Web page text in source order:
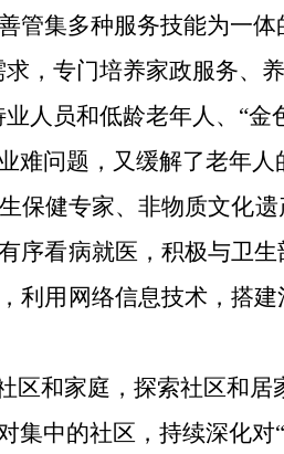
管集多种服务技能为一体
， 专门培养家政服务、
人员和低龄老年人、 “金
难问题，又缓解了老年人
保健专家、非物质文化
序看病就医，积极与卫
利用网络信息技术，搭
区和家庭，探索社区和
集中的社区，持续深化